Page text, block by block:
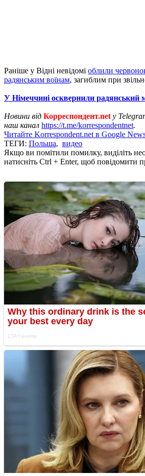
Раніше у Відні невідомі облили
радянським воїнам, загиблим при
У Німеччині осквернили радянський
Новини від Корреспондент.net у
наш канал https://t.me/korrespondentnet.
Читайте Korrespondent.net в Google
ТЕГИ: Польша, видео
Якщо ви помітили помилку, виділіть
натисніть Ctrl + Enter, щоб повідомити